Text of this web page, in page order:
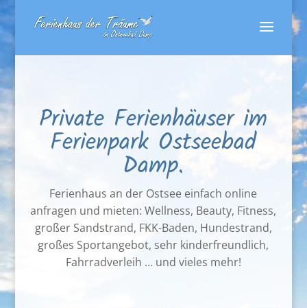
Private Ferienhäuser im
Ferienpark Ostseebad
Damp.
Ferienhaus an der Ostsee einfach online
anfragen und mieten: Wellness, Beauty, Fitness,
großer Sandstrand, FKK-Baden, Hundestrand,
großes Sportangebot, sehr kinderfreundlich,
Fahrradverleih … und vieles mehr!